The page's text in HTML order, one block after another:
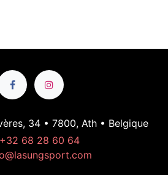
34 • 7800, Ath • Belgique
+32 68 28 60 64